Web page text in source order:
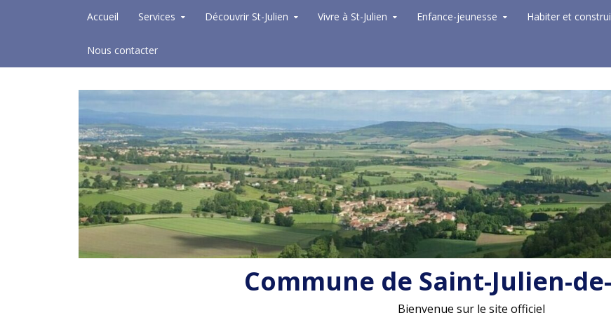
Accueil Services Découvrir St-Julien Vivre à St-Julien Enfance-jeunesse Habiter et
Nous contacter
Commune de Saint-Julien-
Bienvenue sur le site officiel